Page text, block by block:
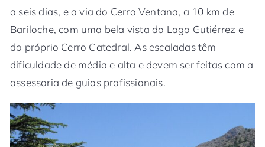
a seis dias, e a via do Cerro Ventana, a 10 km de
Bariloche, com uma bela vista do Lago Gutiérrez e
do próprio Cerro Catedral. As escaladas têm
dificuldade de média e alta e devem ser feitas com a
assessoria de guias profissionais.